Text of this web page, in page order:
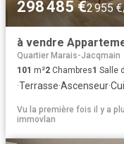
298 485 €2 955
à vendre
Quartier Marais-Jacqmain
101 m²2 Chambres1 Salle
·Terrasse·Ascenseur·
Vu la première fois il y a
immovlan